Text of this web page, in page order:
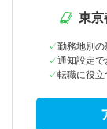
東京
勤務地別
通知設定
転職に役